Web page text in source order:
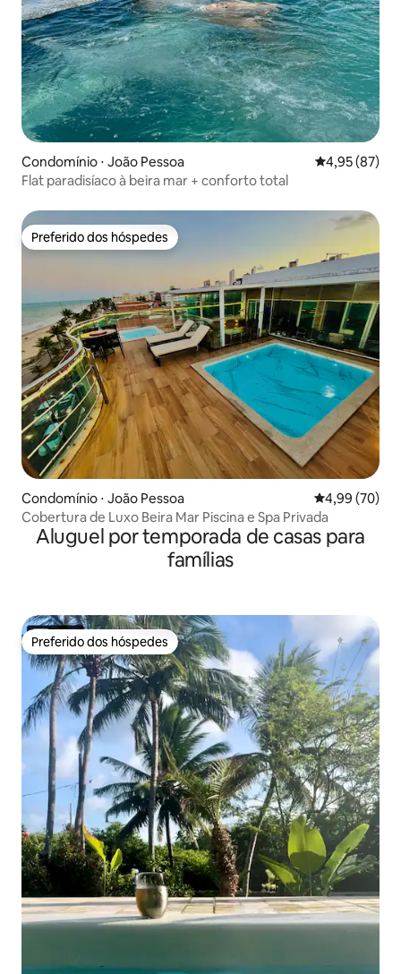
Condomínio ⋅ João Pessoa 4,95 de uma
4,95 (87)
Flat paradisíaco à beira mar + conforto total
Preferido dos hóspedes
Preferido dos hóspedes
Condomínio ⋅ João Pessoa 4,99 de uma
4,99 (70)
Cobertura de Luxo Beira Mar Piscina e Spa Privada
Aluguel por temporada de casas para
famílias
Preferido dos hóspedes
Preferido dos hóspedes